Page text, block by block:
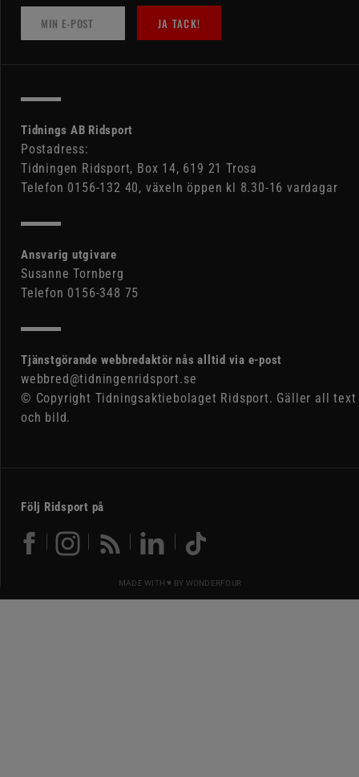
JA TACK!
Tidnings AB Ridsport
Postadress:
Tidningen Ridsport, Box 14, 619 21 Trosa
Telefon 0156-132 40, växeln öppen kl 8.30-16 vardagar
Ansvarig utgivare
Susanne Tornberg
Telefon 0156-348 75
Tjänstgörande webbredaktör nås alltid via e-post
webbred@tidningenridsport.se
© Copyright Tidningsaktiebolaget Ridsport. Gäller all text
och bild.
Följ Ridsport på
MADE WITH ♥ BY WONDERFOUR